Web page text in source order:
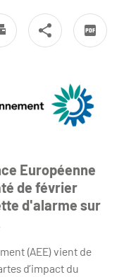
Européenne
de février
d'alarme sur
(AEE) vient de
d’impact du